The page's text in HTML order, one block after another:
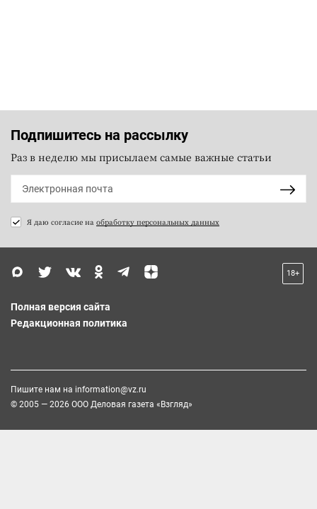
Подпишитесь на рассылку
Раз в неделю мы присылаем самые важные статьи
Я даю согласие на обработку персональных данных
18+
Полная версия сайта
Редакционная политика
Пишите нам на information@vz.ru
© 2005 — 2026 ООО Деловая газета «Взгляд»